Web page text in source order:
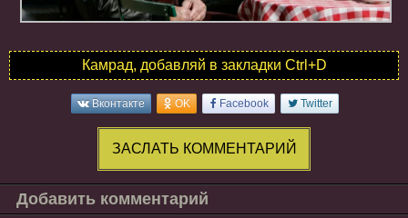
Камрад, добавляй в закладки Ctrl+D
Вконтакте OK Facebook Twitter
ЗАСЛАТЬ КОММЕНТАРИЙ
Добавить комментарий